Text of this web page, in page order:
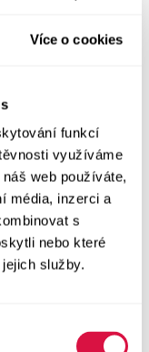
Více o cookies
funkcí
využíváme
web používáte,
média, inzerci a
s
nebo které
služby.